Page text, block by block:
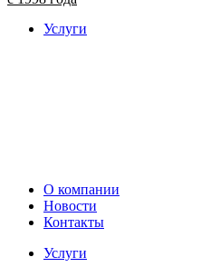
Услуги
О компании
Новости
Контакты
Услуги